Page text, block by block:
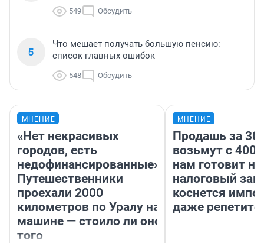
549 Обсудить
5
Что мешает получать большую пенсию:
список главных ошибок
548 Обсудить
МНЕНИЕ
«Нет некрасивых
городов, есть
недофинансированные».
Путешественники
проехали 2000
километров по Уралу на
машине — стоило ли оно
того
МНЕНИЕ
Продашь за
возьмут с
нам готовит
налоговый
коснется
даже